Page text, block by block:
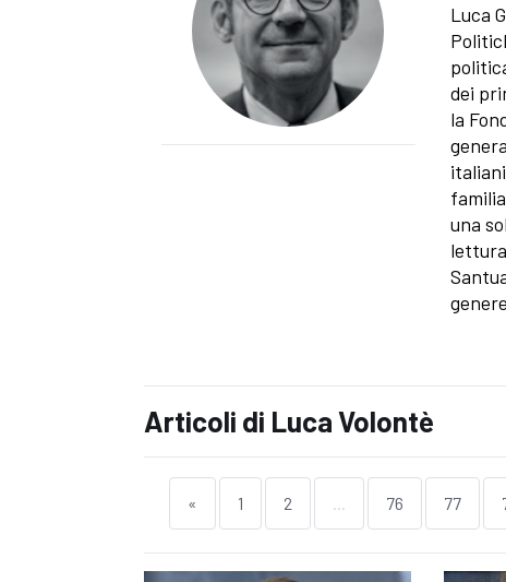
Luca
dei
la
una
Articoli di Luca Volontè
« 1 2 ... 76 77